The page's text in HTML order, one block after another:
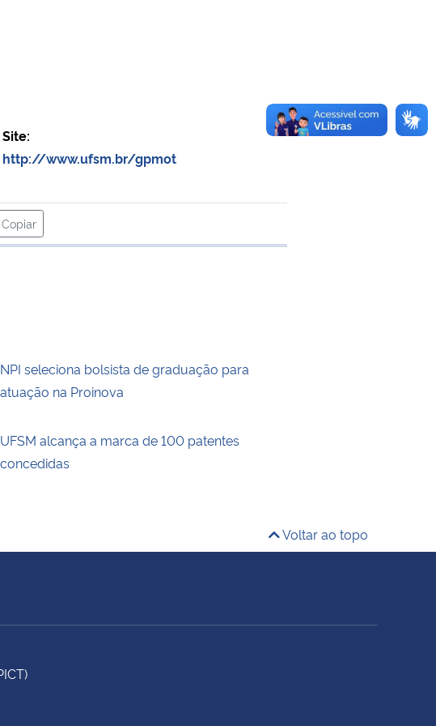
Site:
http://www.ufsm.br/gpmot
Copiar
para área de transferência
NPI seleciona bolsista de graduação para
atuação na Proinova
UFSM alcança a marca de 100 patentes
concedidas
Voltar ao topo